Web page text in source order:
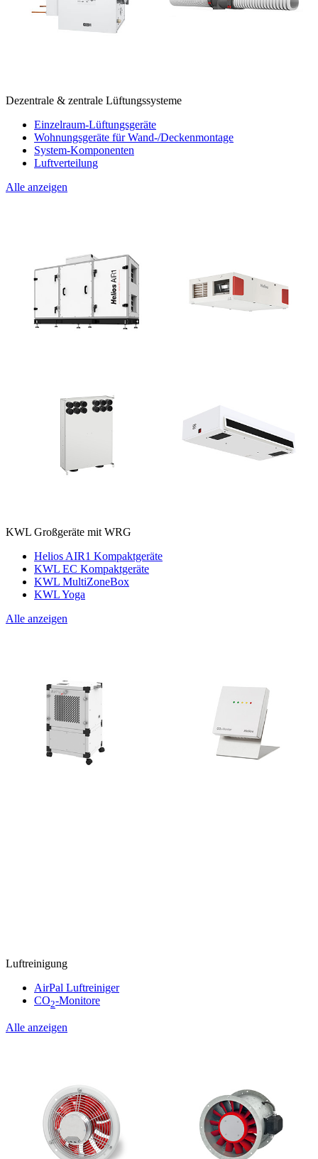
Dezentrale & zentrale Lüftungssysteme
Einzelraum-Lüftungsgeräte
Wohnungsgeräte für Wand-/Deckenmontage
System-Komponenten
Luftverteilung
Alle anzeigen
KWL Großgeräte mit WRG
Helios AIR1 Kompaktgeräte
KWL EC Kompaktgeräte
KWL MultiZoneBox
KWL Yoga
Alle anzeigen
Luftreinigung
AirPal Luftreiniger
CO2-Monitore
Alle anzeigen